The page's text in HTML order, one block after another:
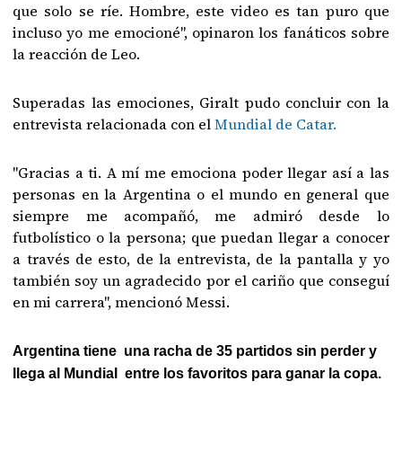
que solo se ríe. Hombre, este video es tan puro que
incluso yo me emocioné", opinaron los fanáticos sobre
la reacción de Leo.
Superadas las emociones, Giralt pudo concluir con la
entrevista relacionada con elMundial de Catar.
"Gracias a ti. A mí me emociona poder llegar así a las
personas en la Argentina o el mundo en general que
siempre me acompañó, me admiró desde lo
futbolístico o la persona; que puedan llegar a conocer
a través de esto, de la entrevista, de la pantalla y yo
también soy un agradecido por el cariño que conseguí
en mi carrera", mencionó Messi.
Argentina tiene una racha de 35 partidos sin perder y
llega al Mundial entre los favoritos para ganar la copa.